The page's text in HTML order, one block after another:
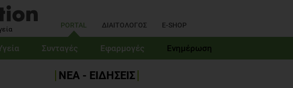
PORTAL ΔΙΑΙΤΟΛΟΓΟΣ E-SHOP
Συνταγές Εφαρμογές Ενημέρωση
ΝΕΑ - ΕΙΔΗΣΕΙΣ